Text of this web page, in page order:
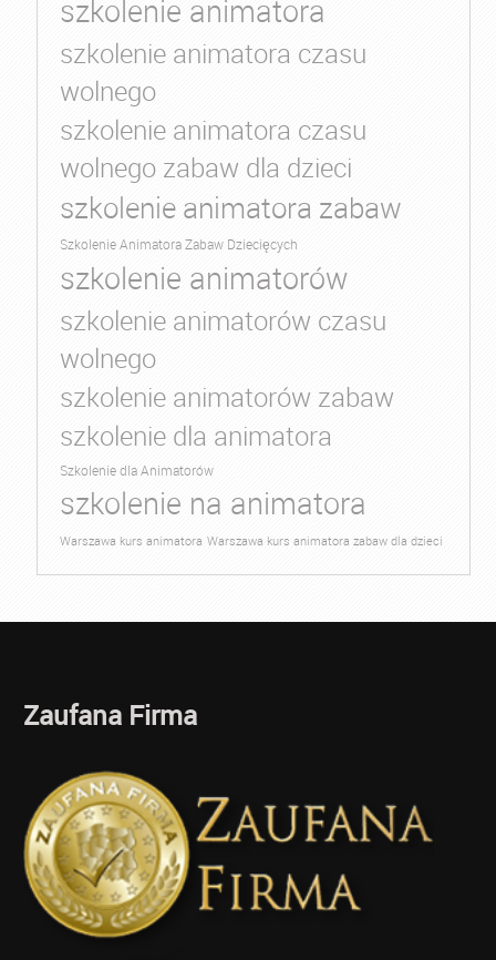
szkolenie animatora
szkolenie animatora czasu
wolnego
szkolenie animatora czasu
wolnego zabaw dla dzieci
szkolenie animatora zabaw
Szkolenie Animatora Zabaw Dziecięcych
szkolenie animatorów
szkolenie animatorów czasu
wolnego
szkolenie animatorów zabaw
szkolenie dla animatora
Szkolenie dla Animatorów
szkolenie na animatora
Warszawa kurs animatora Warszawa kurs animatora zabaw dla dzieci
Zaufana Firma